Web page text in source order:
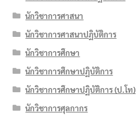
นักวิชาการศาสนา
นักวิชาการศาสนาปฏิบัติการ
นักวิชาการศึกษา
นักวิชาการศึกษาปฏิบัติการ
นักวิชาการศึกษาปฏิบัติการ (ป.โท)
นักวิชาการศุลกากร